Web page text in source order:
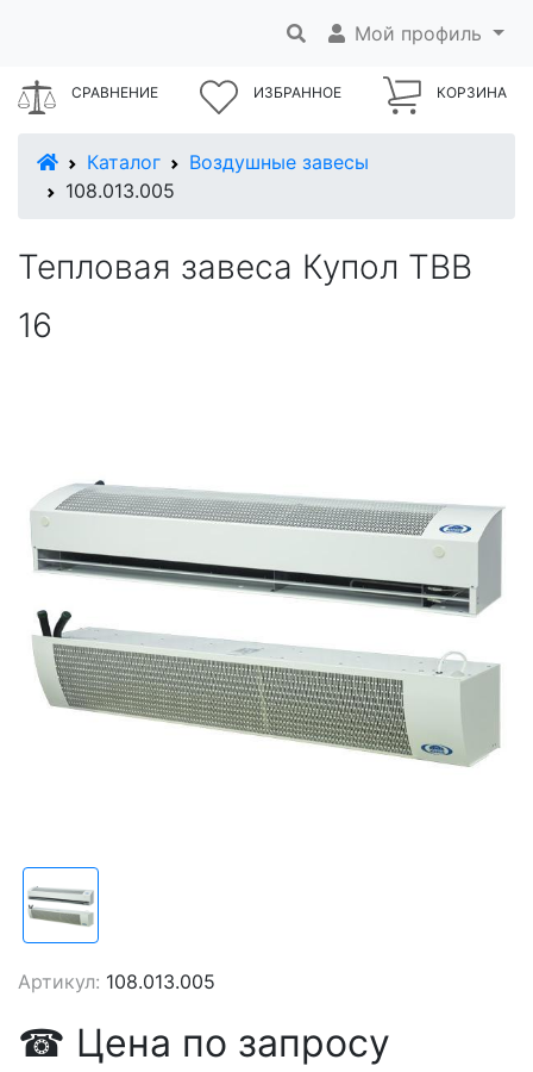
Мой профиль
СРАВНЕНИЕ ИЗБРАННОЕ КОРЗИНА
В начало
Каталог
Воздушные завесы
108.013.005
Тепловая завеса Купол ТВВ
16
Артикул: 108.013.005
☎ Цена по запросу